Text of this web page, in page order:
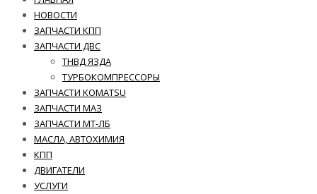
НОВОСТИ
ЗАПЧАСТИ КПП
ЗАПЧАСТИ ДВС
ТНВД ЯЗДА
ТУРБОКОМПРЕССОРЫ
ЗАПЧАСТИ KOMATSU
ЗАПЧАСТИ МАЗ
ЗАПЧАСТИ МТ-ЛБ
МАСЛА, АВТОХИМИЯ
КПП
ДВИГАТЕЛИ
УСЛУГИ